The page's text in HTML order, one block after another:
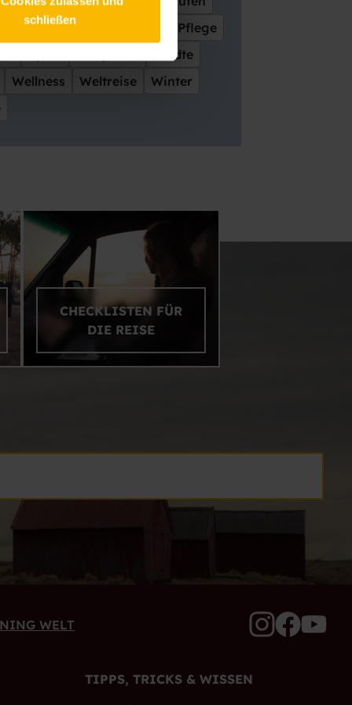
schließen
Ostsee
Pflege
Städte
Wellness Weltreise
Winter
CHECKLISTEN FÜR
DIE REISE
WELT
TIPPS, TRICKS & WISSEN